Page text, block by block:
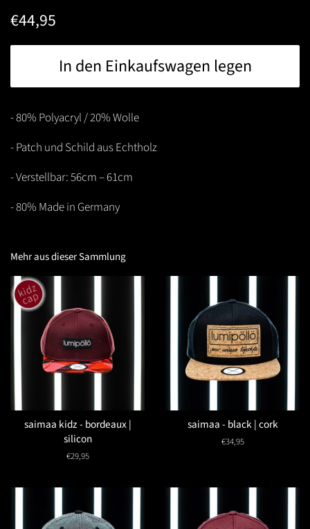
Normaler
€44,95
In den Einkaufswagen legen
- 80% Polyacryl / 20% Wolle
- Patch und Schild aus Echtholz
- Verstellbar: 56cm – 61cm
- 80% Made in Germany
Mehr aus dieser Sammlung
saimaa kidz - bordeaux |
silicon
Normaler
€29,95
saimaa - black | cork
Normaler
€34,95